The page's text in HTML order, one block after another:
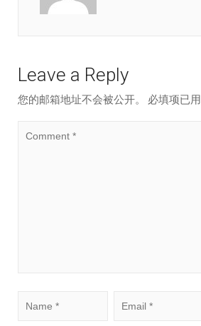
Leave a Reply
您的邮箱地址不会被公开。 必填项已用